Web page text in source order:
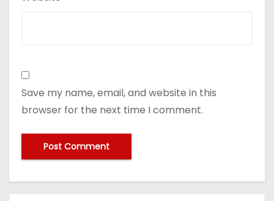
Save my name, email, and website in this
browser for the next time I comment.